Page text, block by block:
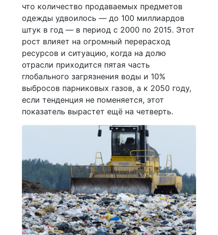
что количество продаваемых предметов
одежды удвоилось — до 100 миллиардов
штук в год — в период с 2000 по 2015. Этот
рост влияет на огромный перерасход
ресурсов и ситуацию, когда на долю
отрасли приходится пятая часть
глобального загрязнения воды и 10%
выбросов парниковых газов, а к 2050 году,
если тенденция не поменяется, этот
показатель вырастет ещё на четверть.